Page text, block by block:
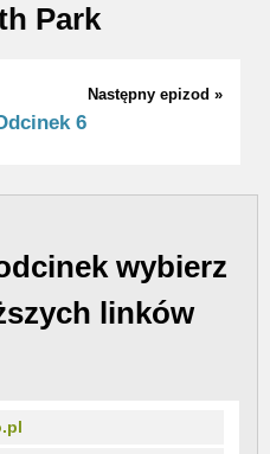
Park
Następny epizod »
6
wybierz
linków